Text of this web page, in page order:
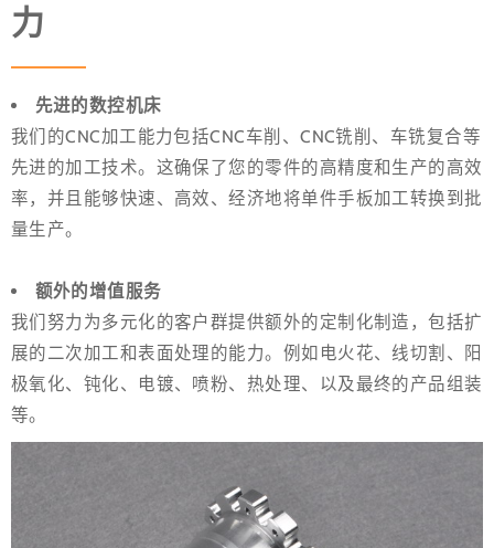
力
先进的数控机床
我们的CNC加工能力包括CNC车削、CNC铣削、车铣复合等
先进的加工技术。这确保了您的零件的高精度和生产的高效
率，并且能够快速、高效、经济地将单件手板加工转换到批
量生产。
额外的增值服务
我们努力为多元化的客户群提供额外的定制化制造，包括扩
展的二次加工和表面处理的能力。例如电火花、线切割、阳
极氧化、钝化、电镀、喷粉、热处理、以及最终的产品组装
等。